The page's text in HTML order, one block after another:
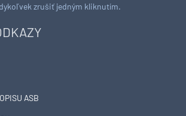
ASB
zrušiť jedným kliknutím.